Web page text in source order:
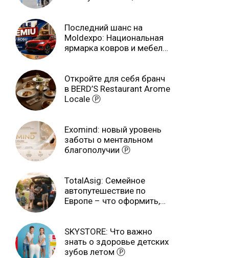
Последний шанс на
Moldexpo: Национальная
ярмарка ковров и мебели
Откройте для себя бранч
в BERD’S Restaurant Arome
Locale Ⓟ
Exomind: новый уровень
заботы о ментальном
благополучии Ⓟ
TotalAsig: Семейное
автопутешествие по
Европе – что оформить,
SKYSTORE: Что важно
знать о здоровье детских
зубов летом Ⓟ